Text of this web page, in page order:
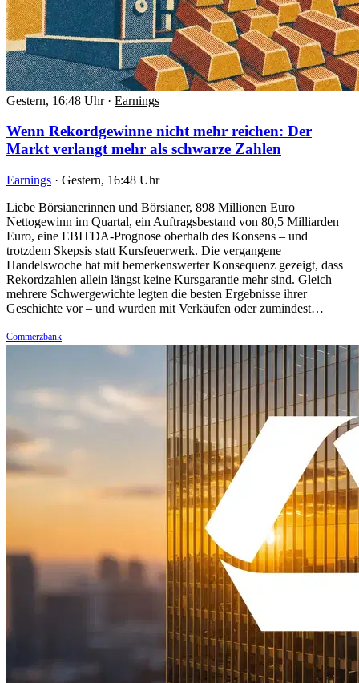
Gestern, 16:48 Uhr · Earnings
Wenn Rekordgewinne nicht mehr reichen: Der
Markt verlangt mehr als schwarze Zahlen
Earnings · Gestern, 16:48 Uhr
Liebe Börsianerinnen und Börsianer, 898 Millionen Euro
Nettogewinn im Quartal, ein Auftragsbestand von 80,5 Milliarden
Euro, eine EBITDA-Prognose oberhalb des Konsens – und
trotzdem Skepsis statt Kursfeuerwerk. Die vergangene
Handelswoche hat mit bemerkenswerter Konsequenz gezeigt, dass
Rekordzahlen allein längst keine Kursgarantie mehr sind. Gleich
mehrere Schwergewichte legten die besten Ergebnisse ihrer
Geschichte vor – und wurden mit Verkäufen oder zumindest…
Commerzbank